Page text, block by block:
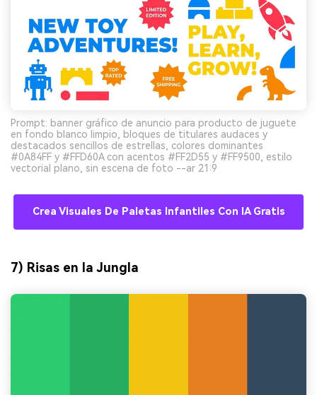
Prompt: banner gráfico de anuncio para producto de juguete
en fondo blanco limpio, bloques de titulares audaces y
destacados sencillos de estrellas, colores dominantes
#0A84FF y #FFD60A con acentos #FF2D55 y #FF9500, estilo
vectorial plano, sin escena de foto --ar 21:9
Crea Visuales De Paletas Infantiles Con IA Gratis
7) Risas en la Jungla